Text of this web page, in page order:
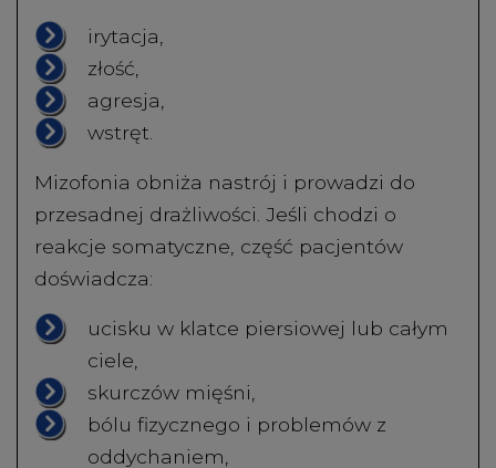
irytacja,
złość,
agresja,
wstręt.
Mizofonia obniża nastrój i prowadzi do
przesadnej drażliwości. Jeśli chodzi o
reakcje somatyczne, część pacjentów
doświadcza:
ucisku w klatce piersiowej lub całym
ciele,
skurczów mięśni,
bólu fizycznego i problemów z
oddychaniem,